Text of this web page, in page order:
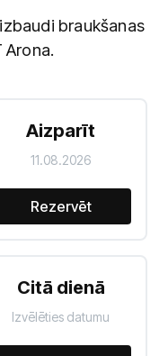
braukšanas
Arona.
Aizparīt
11.08.2026
Rezervēt
Citā dienā
Izvēlēties datumu